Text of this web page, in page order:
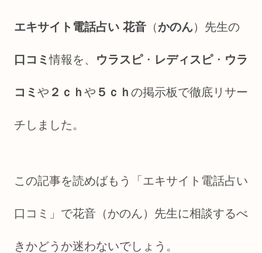
エキサイト電話占い 花音 （かのん）先生の
口コミ情報を、 ウラスピ・ レディスピ・ ウラ
コミ や ２ｃｈ や ５ｃｈ の掲示板で徹底リサー
チしました。
この記事を読めばもう「エキサイト電話占い
口コミ」で花音（かのん）先生に相談するべ
きかどうか迷わないでしょう。